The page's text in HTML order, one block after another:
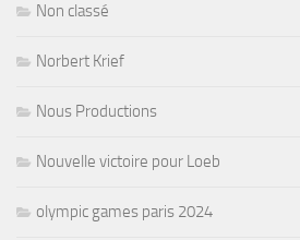
Non classé
Norbert Krief
Nous Productions
Nouvelle victoire pour Loeb
olympic games paris 2024